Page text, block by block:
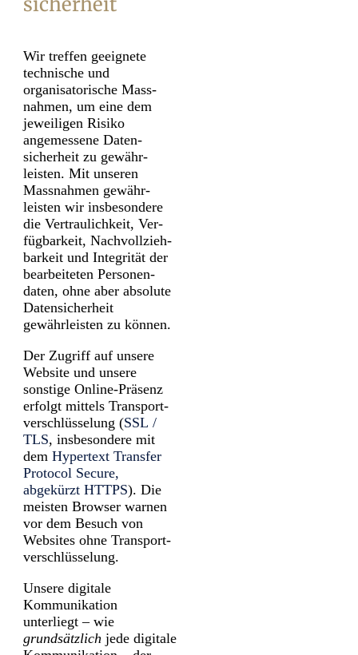
Wir treffen geeignete
technische und
organisatorische Mass­
nahmen, um eine dem
jeweiligen Risiko
angemessene Daten­
sicherheit zu gewähr­
leisten. Mit unseren
Mass­nahmen gewähr­
leisten wir insbesondere
die Ver­traulichkeit, Ver­
fügbarkeit, Nach­vollzieh­
barkeit und Integrität der
bearbeiteten Personen­
daten, ohne aber absolute
Daten­sicherheit
gewährleisten zu können.
Der Zugriff auf unsere
Website und unsere
sonstige Online-Präsenz
erfolgt mittels Transport­
verschlüsselung (SSL /
TLS, insbesondere mit
dem Hypertext Transfer
Protocol Secure,
abgekürzt HTTPS). Die
meisten Browser warnen
vor dem Besuch von
Websites ohne Transport­
verschlüsselung.
Unsere digitale
Kommunikation
unterliegt – wie
grundsätzlich jede digitale